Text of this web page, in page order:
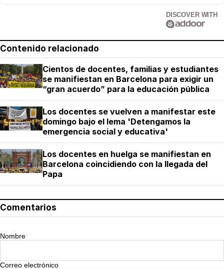
DISCOVER WITH
Contenido relacionado
Cientos de docentes, familias y estudiantes
se manifiestan en Barcelona para exigir un
“gran acuerdo” para la educación pública
Los docentes se vuelven a manifestar este
domingo bajo el lema 'Detengamos la
emergencia social y educativa'
Los docentes en huelga se manifiestan en
Barcelona coincidiendo con la llegada del
Papa
Comentarios
Nombre
Correo electrónico